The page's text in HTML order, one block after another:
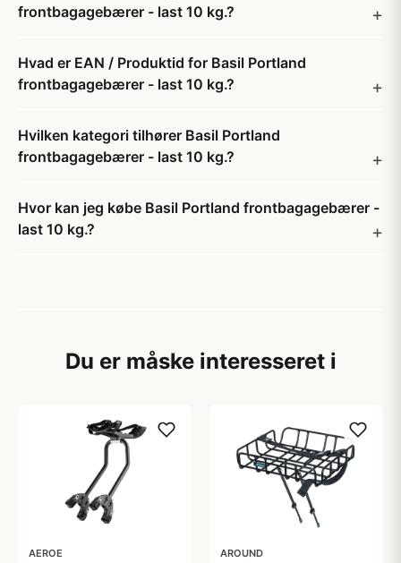
frontbagagebærer - last 10 kg.?
Hvad er EAN / Produktid for Basil Portland
frontbagagebærer - last 10 kg.?
Hvilken kategori tilhører Basil Portland
frontbagagebærer - last 10 kg.?
Hvor kan jeg købe Basil Portland frontbagagebærer -
last 10 kg.?
Du er måske interesseret i
AEROE AROUND